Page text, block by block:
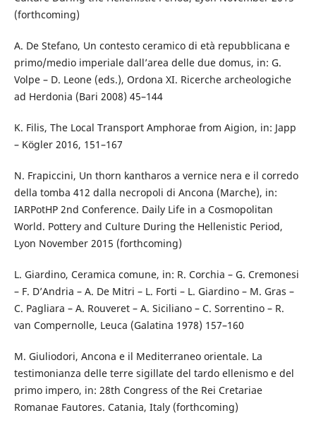
(forthcoming)
A. De Stefano, Un contesto ceramico di età repubblicana e
primo/medio imperiale dall’area delle due domus, in: G.
Volpe – D. Leone (eds.), Ordona XI. Ricerche archeologiche
ad Herdonia (Bari 2008) 45–144
K. Filis, The Local Transport Amphorae from Aigion, in: Japp
– Kögler 2016, 151–167
N. Frapiccini, Un thorn kantharos a vernice nera e il corredo
della tomba 412 dalla necropoli di Ancona (Marche), in:
IARPotHP 2nd Conference. Daily Life in a Cosmopolitan
World. Pottery and Culture During the Hellenistic Period,
Lyon November 2015 (forthcoming)
L. Giardino, Ceramica comune, in: R. Corchia – G. Cremonesi
– F. D’Andria – A. De Mitri – L. Forti – L. Gi­ardino – M. Gras –
C. Pagliara – A. Rouveret – A. Siciliano – C. Sorrentino – R.
van Compernolle, Leuca (Galatina 1978) 157–160
M. Giuliodori, Ancona e il Mediterraneo orientale. La
testimonianza delle terre sigillate del tardo ellenismo e del
primo impero, in: 28th Congress of the Rei Cretariae
Romanae Fautores. Catania, Italy (forthcoming)